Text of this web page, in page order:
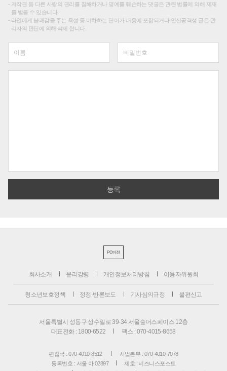
저작권 등 다른 사람의 권리를 침해하거나 명예를 훼손하는 댓글은 관련 법률에 의해 제재
를 받을 수 있습니다.
타인에게 불쾌감을 주는 욕설 등 비하하는 단어가 내용에 포함되거나 인신공격성 글은 관
리자의 판단에 의해 삭제 합니다.
PC버전
회사소개 윤리강령 개인정보처리방침 이용자위원회
청소년보호정책 정정·반론보도 기사심의규정 불편신고
서울특별시 성동구 성수일로 39-34 서울숲더스페이스 12층
대표전화 : 1800-6522
팩스 : 070-4015-8658
편집국 : 070-4010-8512
사업본부 : 070-4010-7078
등록번호 : 서울 아 02897
제호 : 비즈니스포스트